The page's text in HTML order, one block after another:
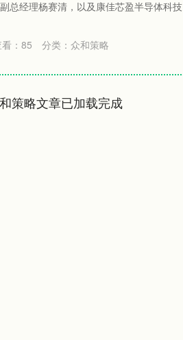
总经理杨赛清，以及康佳芯盈半导体科技
： 85 分类： 众和策略
策略文章已加载完成